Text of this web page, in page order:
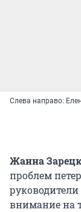
Слева направо:
Жанна
проблем
внимание на